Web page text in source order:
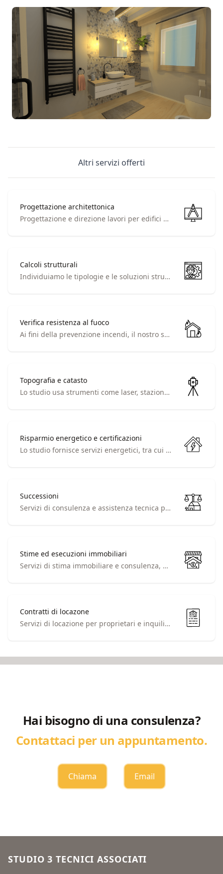
Altri servizi offerti
Progettazione architettonica
Progettazione e direzione lavori per edifici civili/industriali, comprese ristrutturazioni, restauri, manutenzione, recuperi, risanamenti conservativi e mutamenti di destinazione d'uso.
Calcoli strutturali
Individuiamo le tipologie e le soluzioni strutturali più rispondenti alle esigenze del cliente.
Verifica resistenza al fuoco
Ai fini della prevenzione incendi, il nostro studio è in grado di verificare la resistenza al fuoco degli elementi strutturali esistenti.
Topografia e catasto
Lo studio usa strumenti come laser, stazione totale, GPS per soddisfare le esigenze del cliente in cantiere e per l'aggiornamento catastale.
Risparmio energetico e certificazioni
Lo studio fornisce servizi energetici, tra cui APE, pratiche ENEA, consulenza sulla classe energetica e sugli interventi con detrazioni fiscali.
Successioni
Servizi di consulenza e assistenza tecnica per denunce di successioni, voltura e stesura testamenti
Stime ed esecuzioni immobiliari
Servizi di stima immobiliare e consulenza, specializzati in edifici, aree, fondi rustici e computi metrici. Esecuzioni immobiliari e fallimenti
Contratti di locazone
Servizi di locazione per proprietari e inquilini, compresi redazione contratti, consulenza fiscale e registrazione telematica.
Hai bisogno di una consulenza?
Contattaci per un appuntamento.
Chiama Email
STUDIO 3 TECNICI ASSOCIATI